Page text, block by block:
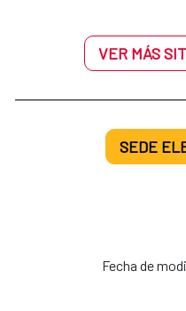
VER MÁS
SEDE
Fecha de